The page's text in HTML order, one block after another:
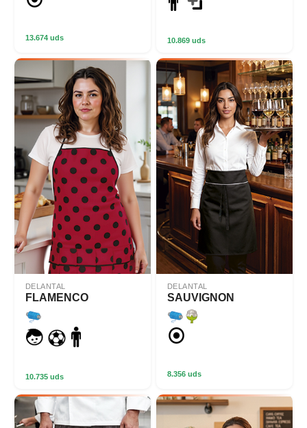
13.674 uds 10.869 uds
DELANTAL
FLAMENCO
10.735 uds
DELANTAL
SAUVIGNON
8.356 uds